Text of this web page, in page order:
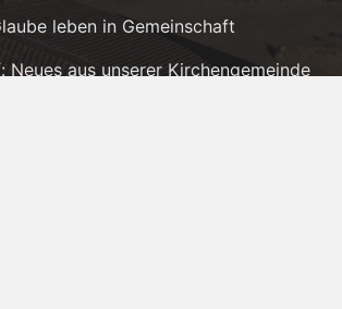
leben in Gemeinschaft
Neues aus unserer Kirchengemeinde